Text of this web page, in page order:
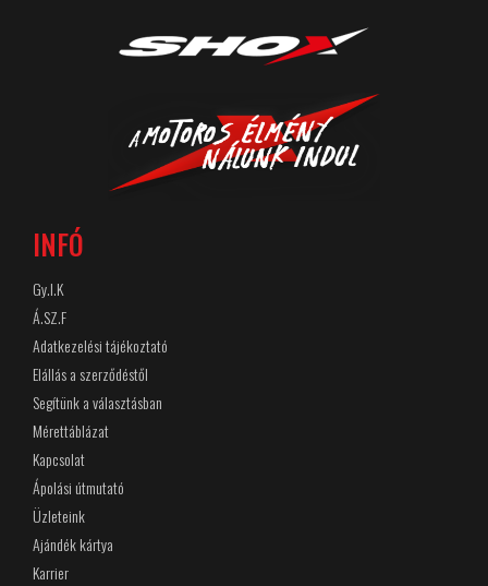
INFÓ
Gy.I.K
Á.SZ.F
Adatkezelési tájékoztató
Elállás a szerződéstől
Segítünk a választásban
Mérettáblázat
Kapcsolat
Ápolási útmutató
Üzleteink
Ajándék kártya
Karrier